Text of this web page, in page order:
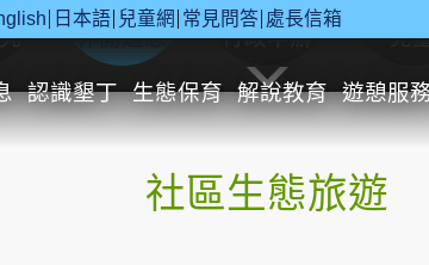
日本語 兒童網 常見問答 處長信箱
認識墾丁 生態保育 解說教育 遊憩服
休閒遊憩 行政申辦 兒
社區生態旅遊